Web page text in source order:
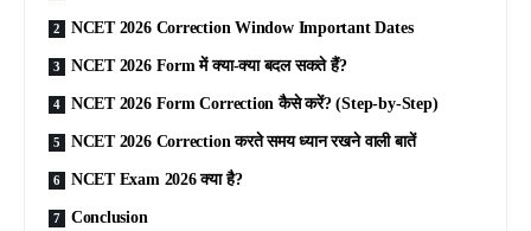
NCET 2026 Correction Window Important Dates
NCET 2026 Form में क्या-क्या बदल सकते हैं?
NCET 2026 Form Correction कैसे करें? (Step-by-Step)
NCET 2026 Correction करते समय ध्यान रखने वाली बातें
NCET Exam 2026 क्या है?
Conclusion